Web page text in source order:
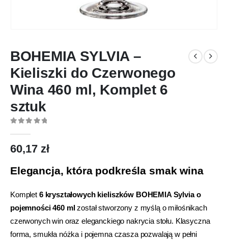
BOHEMIA SYLVIA –
Kieliszki do Czerwonego
Wina 460 ml, Komplet 6
sztuk
60,17 zł
Elegancja, która podkreśla smak wina
Komplet 6 kryształowych kieliszków BOHEMIA Sylvia o
pojemności 460 mlzostał stworzony z myślą o miłośnikach
czerwonych win oraz eleganckiego nakrycia stołu. Klasyczna
forma, smukła nóżka i pojemna czasza pozwalają w pełni